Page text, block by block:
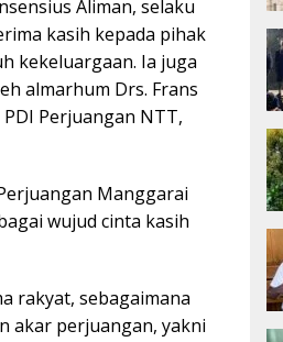
Aliman, selaku
kasih kepada pihak
kekeluargaan. Ia juga
almarhum Drs. Frans
Perjuangan NTT,
Manggarai
wujud cinta kasih
rakyat, sebagaimana
akar perjuangan, yakni